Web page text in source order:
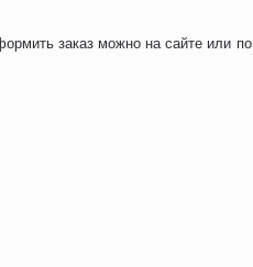
заказ можно на сайте или